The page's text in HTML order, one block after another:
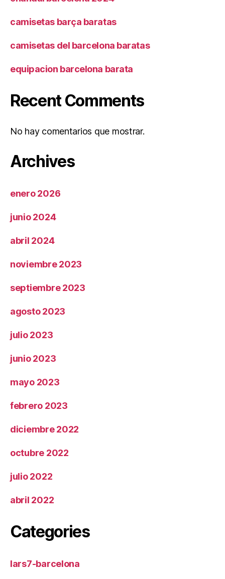
camisetas barça baratas
camisetas del barcelona baratas
equipacion barcelona barata
Recent Comments
No hay comentarios que mostrar.
Archives
enero 2026
junio 2024
abril 2024
noviembre 2023
septiembre 2023
agosto 2023
julio 2023
junio 2023
mayo 2023
febrero 2023
diciembre 2022
octubre 2022
julio 2022
abril 2022
Categories
lars7-barcelona